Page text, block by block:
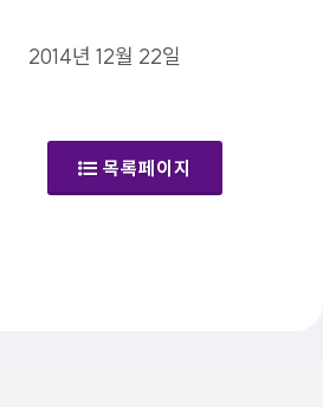
2014년 12월 22일
목록페이지